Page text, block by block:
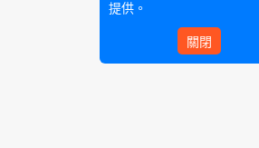
提供。
關閉